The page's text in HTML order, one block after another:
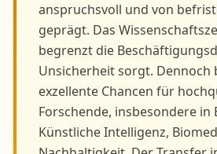
anspruchsvoll und von
geprägt. Das
begrenzt die
Unsicherheit sorgt. Dennoch
exzellente Chancen für
Forschende, insbesondere in
Künstliche Intelligenz,